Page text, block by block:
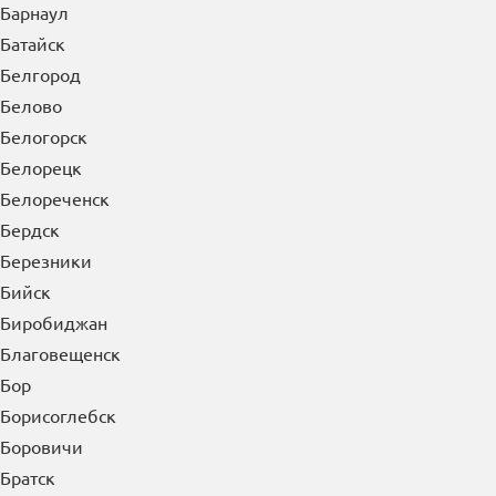
Барнаул
Батайск
Белгород
Белово
Белогорск
Белорецк
Белореченск
Бердск
Березники
Бийск
Биробиджан
Благовещенск
Бор
Борисоглебск
Боровичи
Братск